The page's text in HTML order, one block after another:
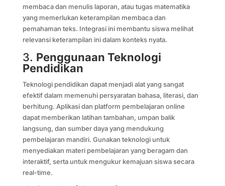
membaca dan menulis laporan, atau tugas matematika
yang memerlukan keterampilan membaca dan
pemahaman teks. Integrasi ini membantu siswa melihat
relevansi keterampilan ini dalam konteks nyata.
3. Penggunaan Teknologi
Pendidikan
Teknologi pendidikan dapat menjadi alat yang sangat
efektif dalam memenuhi persyaratan bahasa, literasi, dan
berhitung. Aplikasi dan platform pembelajaran online
dapat memberikan latihan tambahan, umpan balik
langsung, dan sumber daya yang mendukung
pembelajaran mandiri. Gunakan teknologi untuk
menyediakan materi pembelajaran yang beragam dan
interaktif, serta untuk mengukur kemajuan siswa secara
real-time.